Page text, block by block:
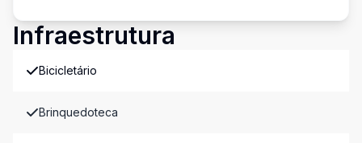
Infraestrutura
Bicicletário
Brinquedoteca